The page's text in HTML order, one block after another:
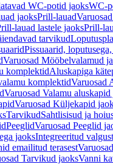
WC-potid jaoksWC-
jaoksPrill-lauad
lauad lastele jaoksPrill-
tarvikud
Pissuaarid,
Varuosad Mööbelvalamud
komplektidAluskapiga
komplektidVaruosad
Varuosad Valamu aluskapid
Varuosad Küljekapid
TarvikudSahtlisisud ja
PeeglidVaruosad Peeglid
jaoksIntegreeritud
emailitud terasest
Tarvikud jaoksVanni